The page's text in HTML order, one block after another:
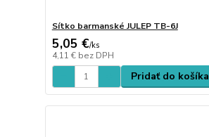
Sítko barmanské JULEP TB-6J
5,05 €/ks
4,11 € bez DPH
Pridať do košíka